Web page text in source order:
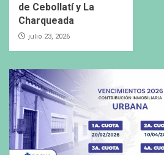
de Cebollatí y La
Charqueada
julio 23, 2026